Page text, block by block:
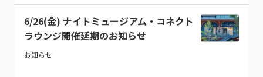
6/26(金) ナイトミュージアム・コネクト
ラウンジ開催延期のお知らせ
お知らせ